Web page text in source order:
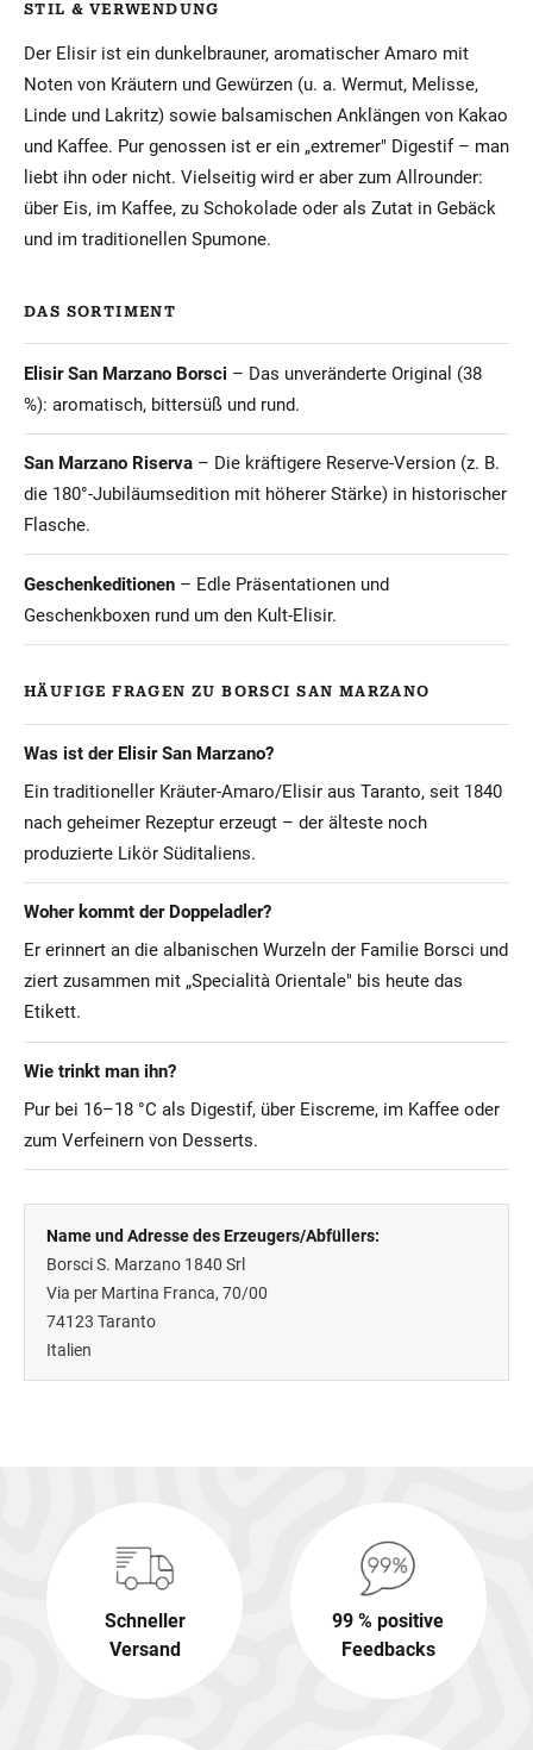
STIL & VERWENDUNG
Der Elisir ist ein dunkelbrauner, aromatischer Amaro mit
Noten von Kräutern und Gewürzen (u. a. Wermut, Melisse,
Linde und Lakritz) sowie balsamischen Anklängen von Kakao
und Kaffee. Pur genossen ist er ein „extremer" Digestif – man
liebt ihn oder nicht. Vielseitig wird er aber zum Allrounder:
über Eis, im Kaffee, zu Schokolade oder als Zutat in Gebäck
und im traditionellen Spumone.
DAS SORTIMENT
Elisir San Marzano Borsci – Das unveränderte Original (38
%): aromatisch, bittersüß und rund.
San Marzano Riserva – Die kräftigere Reserve-Version (z. B.
die 180°-Jubiläumsedition mit höherer Stärke) in historischer
Flasche.
Geschenkeditionen – Edle Präsentationen und
Geschenkboxen rund um den Kult-Elisir.
HÄUFIGE FRAGEN ZU BORSCI SAN MARZANO
Was ist der Elisir San Marzano?
Ein traditioneller Kräuter-Amaro/Elisir aus Taranto, seit 1840
nach geheimer Rezeptur erzeugt – der älteste noch
produzierte Likör Süditaliens.
Woher kommt der Doppeladler?
Er erinnert an die albanischen Wurzeln der Familie Borsci und
ziert zusammen mit „Specialità Orientale" bis heute das
Etikett.
Wie trinkt man ihn?
Pur bei 16–18 °C als Digestif, über Eiscreme, im Kaffee oder
zum Verfeinern von Desserts.
Name und Adresse des Erzeugers/Abfüllers:
Borsci S. Marzano 1840 Srl
Via per Martina Franca, 70/00
74123 Taranto
Italien
Schneller
Versand
99 % positive
Feedbacks